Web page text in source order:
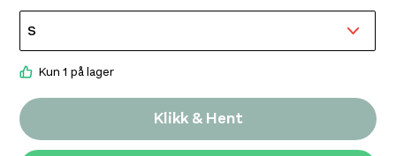
ekstra nyttig på flerdagsreiser siden ull motvirker vond
lukt naturlig.
Kun 1 på lager
Klikk & Hent